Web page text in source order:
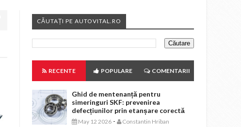
CĂUTAȚI PE AUTOVITAL.RO
RECENTE POPULARE COMENTARII
Ghid de mentenanță pentru
simeringuri SKF: prevenirea
defecțiunilor prin etanșare corectă
May 12 2026 - Constantin Hriban